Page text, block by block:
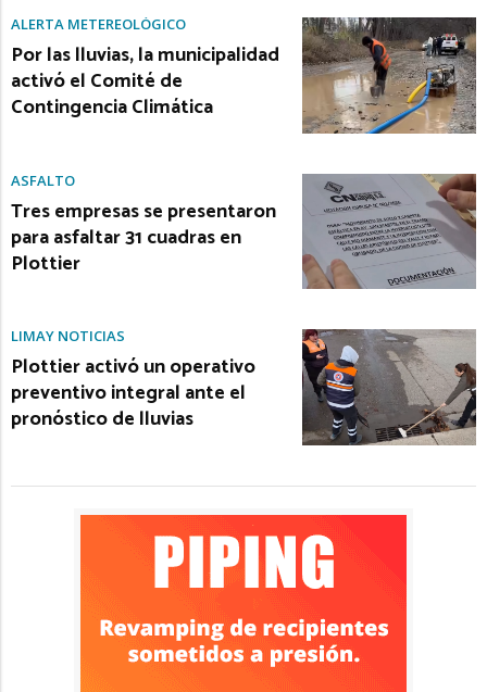
ALERTA METEREOLÓGICO
Por las lluvias, la municipalidad
activó el Comité de
Contingencia Climática
ASFALTO
Tres empresas se presentaron
para asfaltar 31 cuadras en
Plottier
LIMAY NOTICIAS
Plottier activó un operativo
preventivo integral ante el
pronóstico de lluvias